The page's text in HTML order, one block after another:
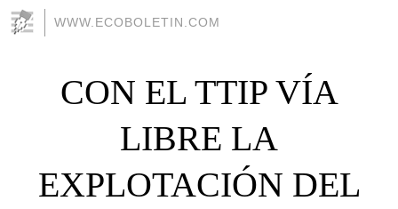
WWW.ECOBOLETIN.COM
CON EL TTIP VÍA
LIBRE LA
EXPLOTACIÓN DEL